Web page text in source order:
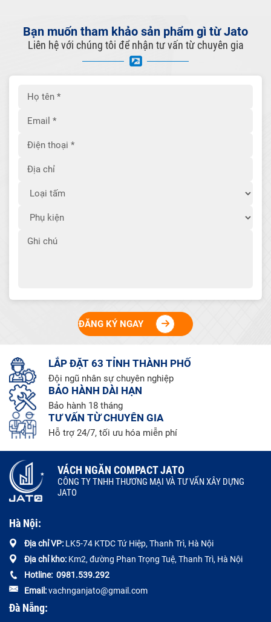
Bạn muốn tham khảo sản phẩm gì từ Jato
Liên hệ với chúng tôi để nhận tư vấn từ chuyên gia
ĐĂNG KÝ NGAY
LẮP ĐẶT 63 TỈNH THÀNH PHỐ
Đội ngũ nhân sự chuyên nghiệp
BẢO HÀNH DÀI HẠN
Bảo hành 18 tháng
TƯ VẤN TỪ CHUYÊN GIA
Hỗ trợ 24/7, tối ưu hóa miễn phí
VÁCH NGĂN COMPACT JATO
CÔNG TY TNHH THƯƠNG MẠI VÀ TƯ VẤN XÂY DỰNG
JATO
Hà Nội:
Địa chỉ VP: LK5-74 KTDC Tứ Hiệp, Thanh Trì, Hà Nội
Địa chỉ kho: Km2, đường Phan Trọng Tuệ, Thanh Trì, Hà Nội
Hotline: 0981.539.292
Email:vachnganjato@gmail.com
Đà Nẵng: